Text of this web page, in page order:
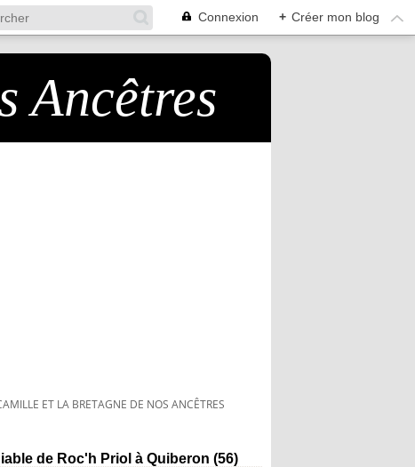
Connexion + Créer mon blog
Ancêtres
ET LA BRETAGNE DE NOS ANCÊTRES
de Roc'h Priol à Quiberon (56)